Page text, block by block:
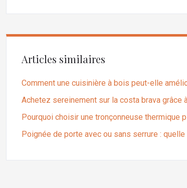
Articles similaires
Comment une cuisinière à bois peut-elle
Achetez sereinement sur la costa brava
Pourquoi choisir une tronçonneuse thermique
Poignée de porte avec ou sans serrure :